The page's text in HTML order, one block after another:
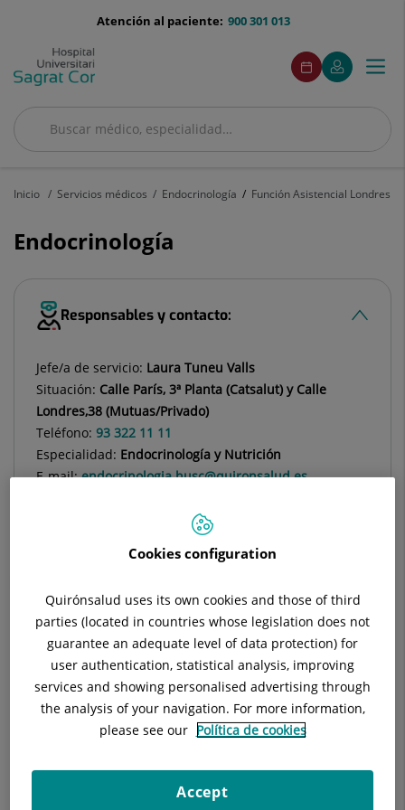
menu-
900 301 013
Atención al paciente:
Buscar
Buscar
menuAcceso
Pedir
cita
Este
enlace
se
en
Mi
Quirónsalud
Este
enlace
se
en
ventana
Menú
Inicio Servicios médicos Endocrinología Función Asistencial Londres
Endocrinología
Responsables y contacto:
Jefe/a de servicio: Laura Tuneu Valls
Situación: Calle París, 3ª Planta (Catsalut) y Calle
Londres,38 (Mutuas/Privado)
Teléfono: 93 322 11 11
Especialidad: Endocrinología y Nutrición
E-mail:endocrinologia.husc@quironsalud.es
a) Área de hospitalización:
Interconsulta de paciente ingresados ​​a cargo de otro
servicios con enfermedades endocriológicas y metabólicas
b) Área de consulta externa intrahospitalaria:
Cookies configuration
Quirónsalud uses its own cookies and those of third
parties (located in countries whose legislation does not
guarantee an adequate level of data protection) for
user authentication, statistical analysis, improving
services and showing personalised advertising through
the analysis of your navigation. For more information,
please see our Política de cookies
Accept